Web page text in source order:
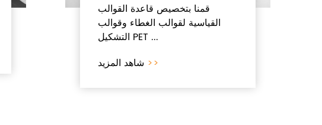
قمنا بتخصيص قاعدة القوالب
القياسية لقوالب الغطاء وقوالب
التشكيل PET ...
>>